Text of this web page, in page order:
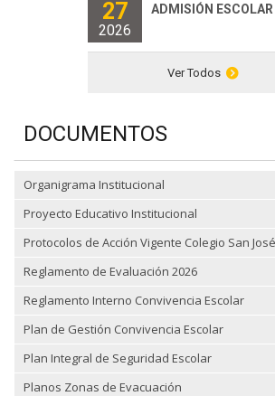
27
2026
ADMISIÓN
Ver Todos
DOCUMENTOS
Organigrama Institucional
Proyecto Educativo Institucional
Protocolos de Acción Vigente Colegio San
Reglamento de Evaluación 2026
Reglamento Interno Convivencia Escolar
Plan de Gestión Convivencia Escolar
Plan Integral de Seguridad Escolar
Planos Zonas de Evacuación